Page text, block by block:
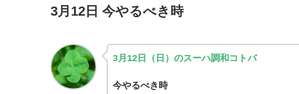
3月12日 今やるべき時
3月12日 （日 ）のスーハ調和コトバ
今やるべき時